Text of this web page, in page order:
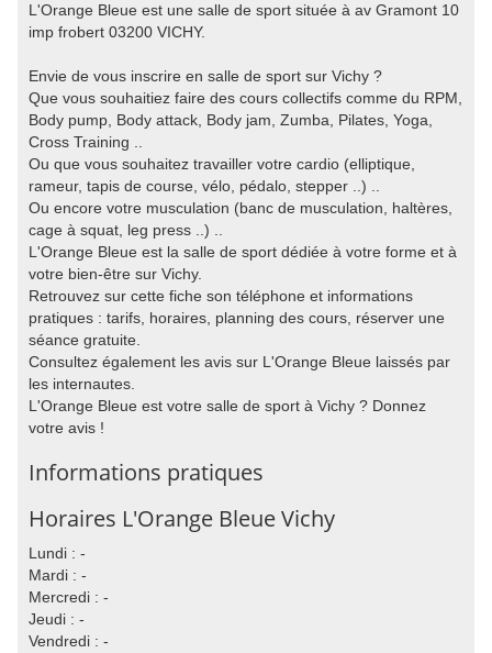
L'Orange Bleue est une salle de sport située à av Gramont 10
imp frobert 03200 VICHY.
Envie de vous inscrire en salle de sport sur Vichy ?
Que vous souhaitiez faire des cours collectifs comme du RPM,
Body pump, Body attack, Body jam, Zumba, Pilates, Yoga,
Cross Training ..
Ou que vous souhaitez travailler votre cardio (elliptique,
rameur, tapis de course, vélo, pédalo, stepper ..) ..
Ou encore votre musculation (banc de musculation, haltères,
cage à squat, leg press ..) ..
L'Orange Bleue est la salle de sport dédiée à votre forme et à
votre bien-être sur Vichy.
Retrouvez sur cette fiche son téléphone et informations
pratiques : tarifs, horaires, planning des cours, réserver une
séance gratuite.
Consultez également les avis sur L'Orange Bleue laissés par
les internautes.
L'Orange Bleue est votre salle de sport à Vichy ? Donnez
votre avis !
Informations pratiques
Horaires L'Orange Bleue Vichy
Lundi : -
Mardi : -
Mercredi : -
Jeudi : -
Vendredi : -